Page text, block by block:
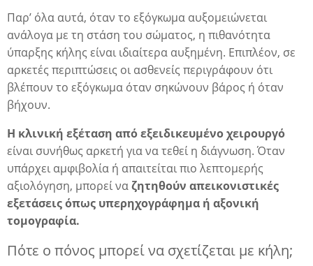
Παρ’ όλα αυτά, όταν το εξόγκωμα αυξομειώνεται
ανάλογα με τη στάση του σώματος, η πιθανότητα
ύπαρξης κήλης είναι ιδιαίτερα αυξημένη. Επιπλέον, σε
αρκετές περιπτώσεις οι ασθενείς περιγράφουν ότι
βλέπουν το εξόγκωμα όταν σηκώνουν βάρος ή όταν
βήχουν.
Η κλινική εξέταση από εξειδικευμένο χειρουργό
είναι συνήθως αρκετή για να τεθεί η διάγνωση. Όταν
υπάρχει αμφιβολία ή απαιτείται πιο λεπτομερής
αξιολόγηση, μπορεί ναζητηθούν απεικονιστικές
εξετάσεις όπως υπερηχογράφημα ή αξονική
τομογραφία.
Πότε ο πόνος μπορεί να σχετίζεται με κήλη;